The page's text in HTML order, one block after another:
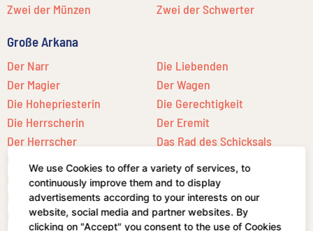
Zwei der Münzen
Zwei der Schwerter
Große Arkana
Der Narr
Der Magier
Die Hohepriesterin
Die Herrscherin
Der Herrscher
Der Hierophant
Die Liebenden
Der Wagen
Die Gerechtigkeit
Der Eremit
Das Rad des Schicksals
Die Kraft
Der Gehängte
Der Tod
Der Stern
Der Mond
Die Sonne
We use Cookies to offer a variety of services, to
continuously improve them and to display
advertisements according to your interests on our
website, social media and partner websites. By
clicking on "Accept" you consent to the use of Cookies